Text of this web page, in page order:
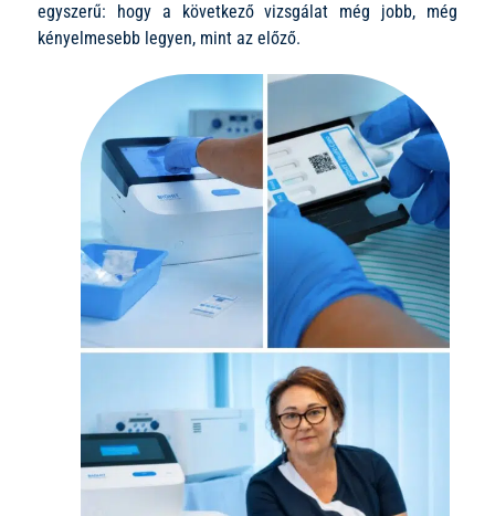
egyszerű: hogy a következő vizsgálat még jobb, még
kényelmesebb legyen, mint az előző.